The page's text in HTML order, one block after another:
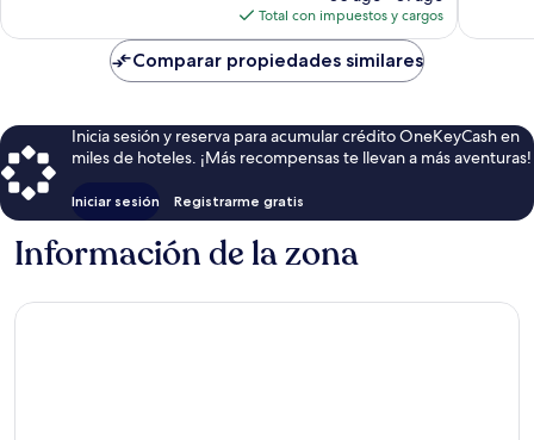
actual
es
de
$206
Total con impuestos y cargos
Comparar propiedades similares
Inicia sesión y reserva para acumular crédito OneKeyCash en
miles de hoteles. ¡Más recompensas te llevan a más aventuras!
Iniciar sesión Registrarme gratis
Información de la zona